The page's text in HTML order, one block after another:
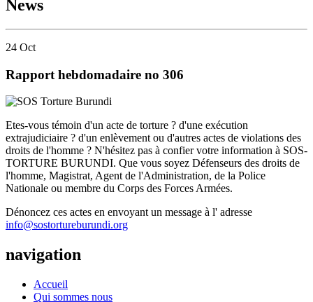
News
24 Oct
Rapport hebdomadaire no 306
Etes-vous témoin d'un acte de torture ? d'une exécution
extrajudiciaire ? d'un enlèvement ou d'autres actes de violations des
droits de l'homme ? N'hésitez pas à confier votre information à SOS-
TORTURE BURUNDI. Que vous soyez Défenseurs des droits de
l'homme, Magistrat, Agent de l'Administration, de la Police
Nationale ou membre du Corps des Forces Armées.
Dénoncez ces actes en envoyant un message à l' adresse
info@sostortureburundi.org
navigation
Accueil
Qui sommes nous